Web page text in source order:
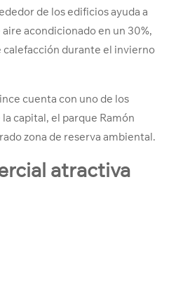
de los edificios ayuda a
acondicionado en un 30%,
calefacción durante el invierno
cuenta con uno de los
capital, el parque Ramón
zona de reserva ambiental.
atractiva